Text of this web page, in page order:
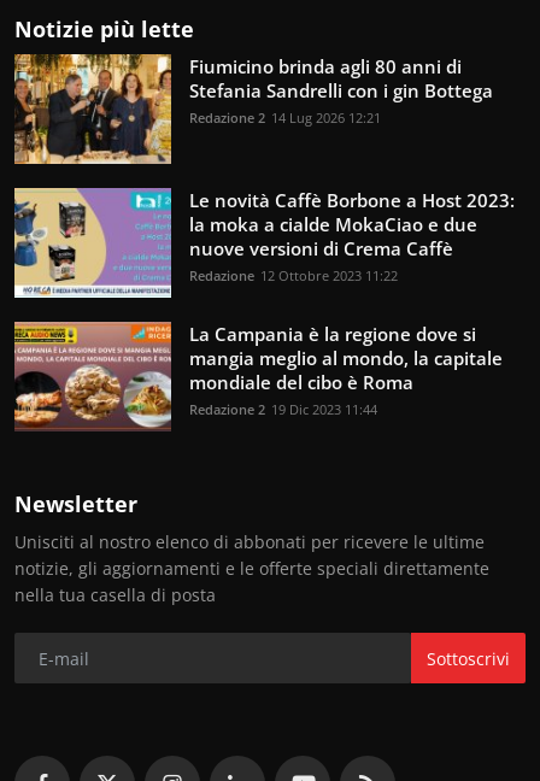
Notizie più lette
Fiumicino brinda agli 80 anni di
Stefania Sandrelli con i gin Bottega
Redazione 2 14 Lug 2026 12:21
Le novità Caffè Borbone a Host 2023:
la moka a cialde MokaCiao e due
nuove versioni di Crema Caffè
Redazione 12 Ottobre 2023 11:22
La Campania è la regione dove si
mangia meglio al mondo, la capitale
mondiale del cibo è Roma
Redazione 2 19 Dic 2023 11:44
Newsletter
Unisciti al nostro elenco di abbonati per ricevere le ultime
notizie, gli aggiornamenti e le offerte speciali direttamente
nella tua casella di posta
Sottoscrivi